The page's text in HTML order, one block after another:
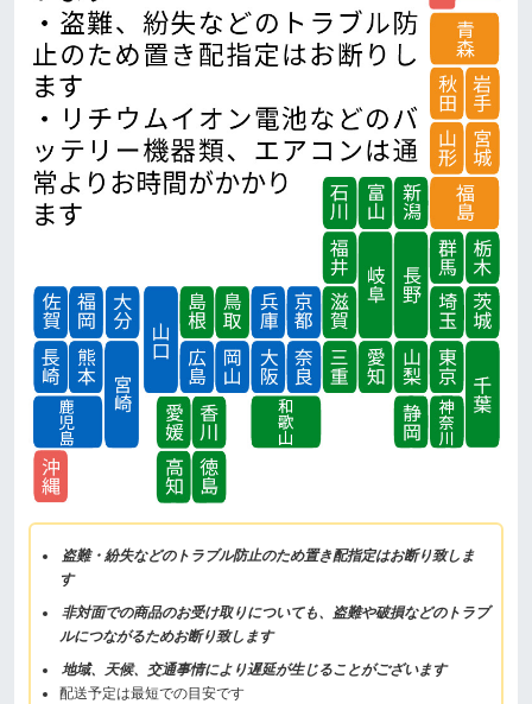
盗難・紛失などのトラブル防止のため置き配指定はお断り致しま
す
非対面での商品のお受け取りについても、盗難や破損などのトラブ
ルにつながるためお断り致します
地域、天候、交通事情により遅延が生じることがございます
配送予定は最短での目安です